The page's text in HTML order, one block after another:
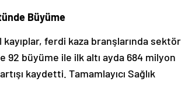
Büyüme
kayıplar, ferdi kaza branşlarında sektör
büyüme ile ilk altı ayda 684 milyon
kaydetti. Tamamlayıcı Sağlık